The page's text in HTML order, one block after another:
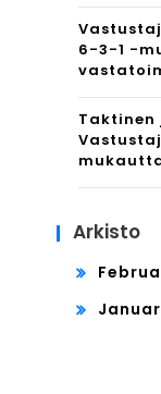
6-3-1 -
Arkisto